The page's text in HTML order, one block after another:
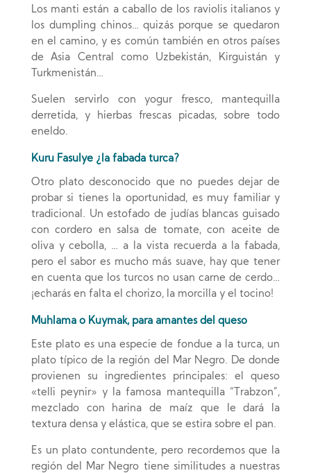
Los manti están a caballo de los raviolis italianos y
los dumpling chinos… quizás porque se quedaron
en el camino, y es común también en otros países
de Asia Central como Uzbekistán, Kirguistán y
Turkmenistán…
Suelen servirlo con yogur fresco, mantequilla
derretida, y hierbas frescas picadas, sobre todo
eneldo.
Kuru Fasulye ¿la fabada turca?
Otro plato desconocido que no puedes dejar de
probar si tienes la oportunidad, es muy familiar y
tradicional. Un estofado de judías blancas guisado
con cordero ​​en salsa de tomate, con aceite de
oliva y cebolla, … a la vista recuerda a la fabada,
pero el sabor es mucho más suave, hay que tener
en cuenta que los turcos no usan carne de cerdo…
¡echarás en falta el chorizo, la morcilla y el tocino!
Muhlama o Kuymak, para amantes del queso
Este plato es una especie de fondue a la turca, un
plato típico de la región del Mar Negro. De donde
provienen su ingredientes principales: el queso
«telli peynir» y la famosa mantequilla “Trabzon”,
mezclado con harina de maíz que le dará la
textura densa y elástica, que se estira sobre el pan.
Es un plato contundente, pero recordemos que la
región del Mar Negro tiene similitudes a nuestras